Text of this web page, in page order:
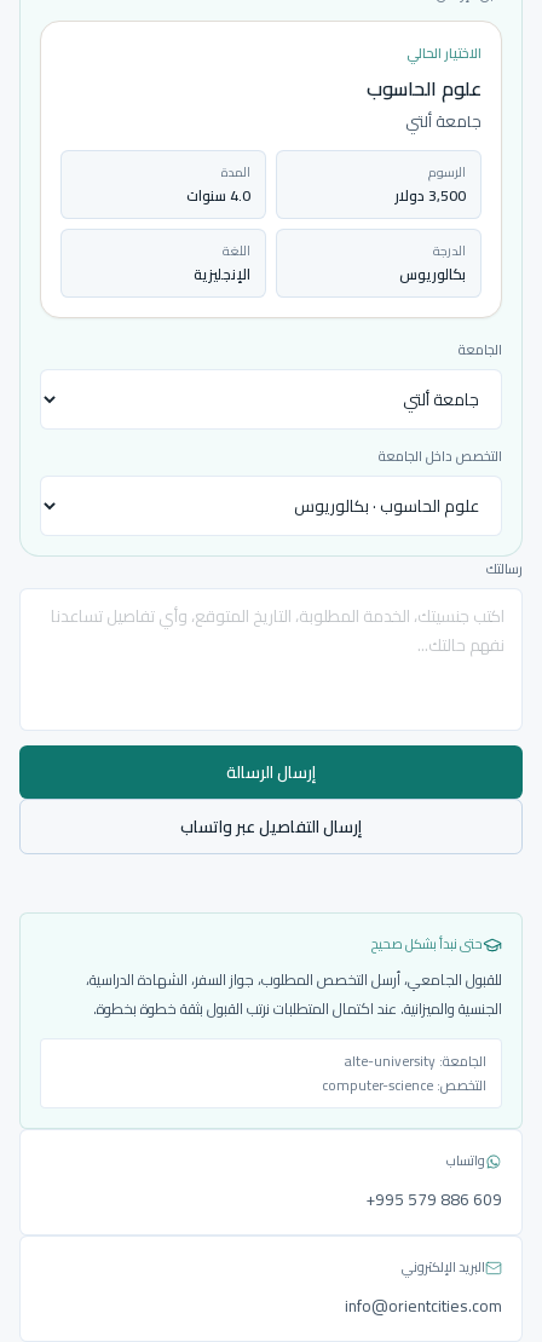
الاختيار الحالي
علوم الحاسوب
جامعة ألتي
الرسوم
3,500 دولار
المدة
4.0 سنوات
الدرجة
بكالوريوس
اللغة
الإنجليزية
الجامعة
التخصص داخل الجامعة
رسالتك
إرسال الرسالة
إرسال التفاصيل عبر واتساب
حتى نبدأ بشكل صحيح
للقبول الجامعي، أرسل التخصص المطلوب، جواز السفر، الشهادة الدراسية،
الجنسية والميزانية. عند اكتمال المتطلبات نرتب القبول بثقة خطوة بخطوة.
الجامعة:alte-university
التخصص:computer-science
واتساب
‎+995 579 886 609
البريد الإلكتروني
info@orientcities.com